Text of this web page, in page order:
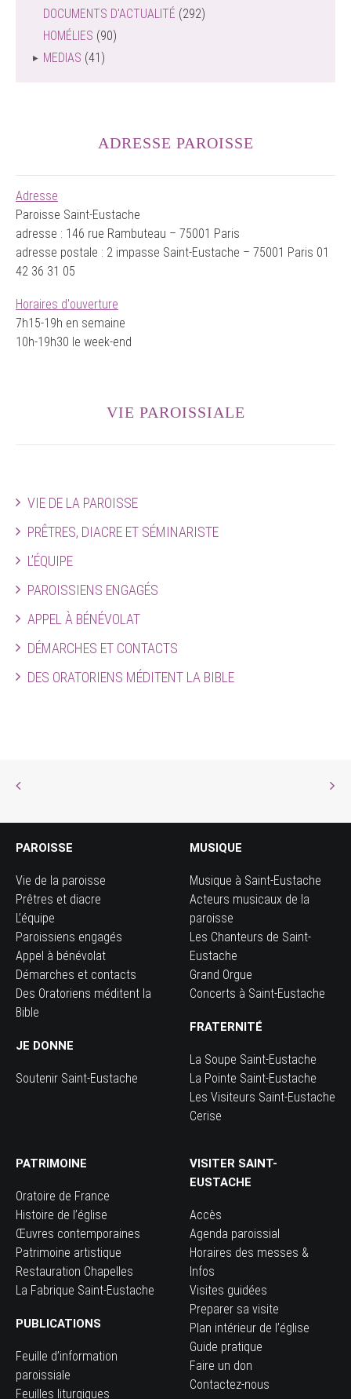
DOCUMENTS D'ACTUALITÉ (292)
HOMÉLIES (90)
MEDIAS (41)
ADRESSE PAROISSE
Adresse
Paroisse Saint-Eustache
adresse : 146 rue Rambuteau – 75001 Paris
adresse postale : 2 impasse Saint-Eustache – 75001 Paris 01
42 36 31 05
Horaires d'ouverture
7h15-19h en semaine
10h-19h30 le week-end
VIE PAROISSIALE
VIE DE LA PAROISSE
PRÊTRES, DIACRE ET SÉMINARISTE
L’ÉQUIPE
PAROISSIENS ENGAGÉS
APPEL À BÉNÉVOLAT
DÉMARCHES ET CONTACTS
DES ORATORIENS MÉDITENT LA BIBLE
PAROISSE
Vie de la paroisse
Prêtres et diacre
L’équipe
Paroissiens engagés
Appel à bénévolat
Démarches et contacts
Des Oratoriens méditent la
Bible
JE DONNE
Soutenir Saint-Eustache
MUSIQUE
Musique à Saint-Eustache
Acteurs musicaux de la
paroisse
Les Chanteurs de Saint-
Eustache
Grand Orgue
Concerts à Saint-Eustache
FRATERNITÉ
La Soupe Saint-Eustache
La Pointe Saint-Eustache
Les Visiteurs Saint-Eustache
Cerise
PATRIMOINE
Oratoire de France
Histoire de l’église
Œuvres contemporaines
Patrimoine artistique
Restauration Chapelles
La Fabrique Saint-Eustache
PUBLICATIONS
Feuille d’information
paroissiale
Feuilles liturgiques
VISITER SAINT-
EUSTACHE
Accès
Agenda paroissial
Horaires des messes &
Infos
Visites guidées
Preparer sa visite
Plan intérieur de l’église
Guide pratique
Faire un don
Contactez-nous